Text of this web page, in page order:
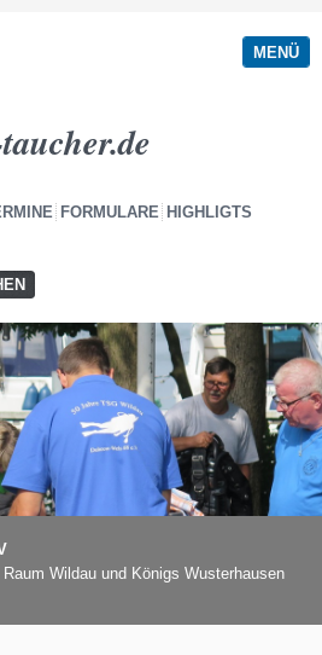
MENÜ
FORMULARE HIGHLIGTS
Wildau und Königs Wusterhausen